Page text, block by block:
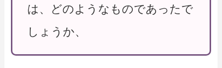
は、どのようなものであったで
しょうか、